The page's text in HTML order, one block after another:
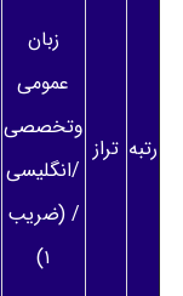
رتبه تراز
زبان
عمومی
وتخصصی
/انگلیسی
/ (ضریب
۱)